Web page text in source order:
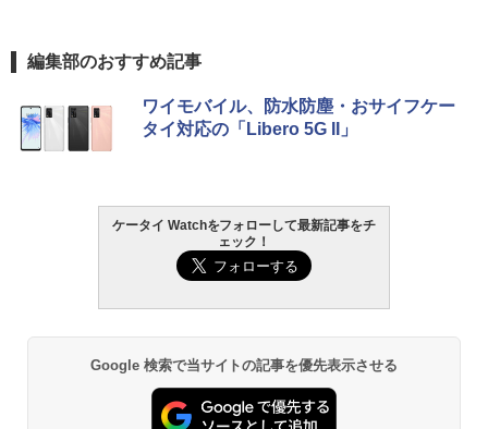
編集部のおすすめ記事
ワイモバイル、防水防塵・おサイフケー
タイ対応の「Libero 5G II」
ケータイ Watchをフォローして最新記事をチ
ェック！
Google 検索で当サイトの記事を優先表示させる